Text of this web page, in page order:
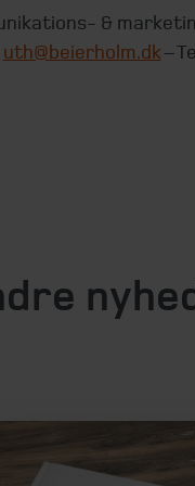
&
uth@beierholm.dk –